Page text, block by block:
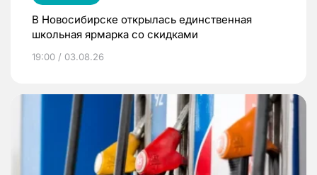
В Новосибирске открылась единственная
школьная ярмарка со скидками
19:00 / 03.08.26